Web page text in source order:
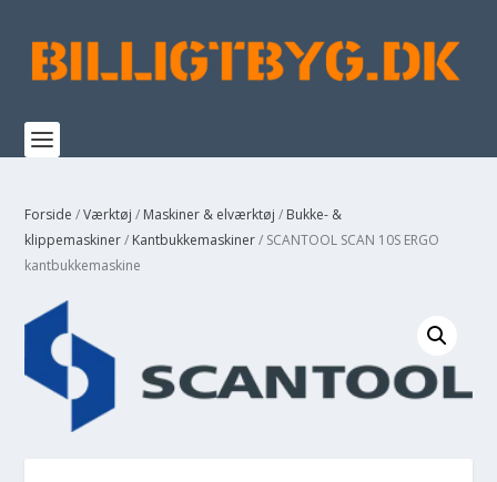
Forside /Værktøj / Maskiner & elværktøj / Bukke- &
klippemaskiner/ Kantbukkemaskiner/ SCANTOOL SCAN 10S ERGO
kantbukkemaskine